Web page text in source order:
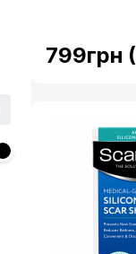
799грн